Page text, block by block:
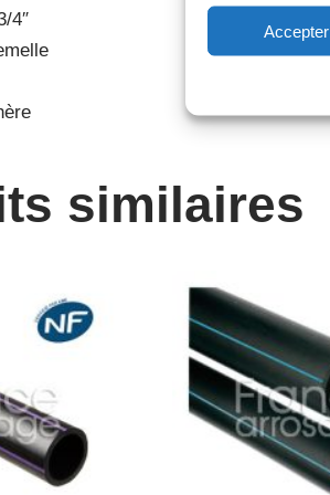
Accepter
4″
similaires